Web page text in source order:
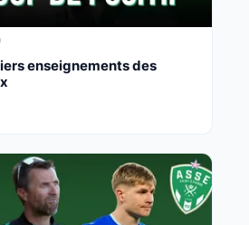
enseignements des